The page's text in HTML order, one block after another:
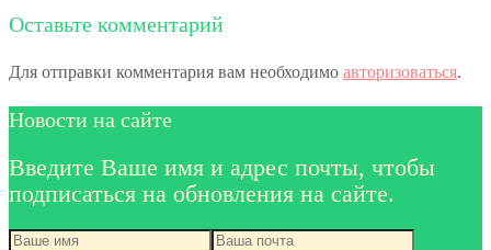
Оставьте комментарий
Для отправки комментария вам необходимо авторизоваться.
Новости на сайте
Введите Ваше имя и адрес почты, чтобы
подписаться на обновления на сайте.